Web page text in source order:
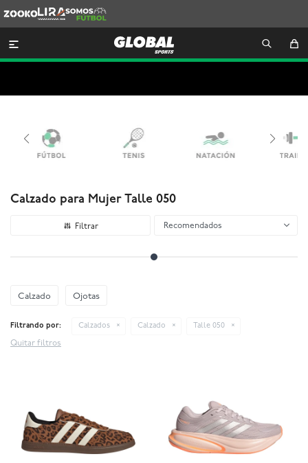
Lira
Somos
Futbol

Calzado para Mujer Talle 050
Recomendados
Calzado Ojotas
Filtrando por: Calzados Calzado Talle 050
Quitar filtros